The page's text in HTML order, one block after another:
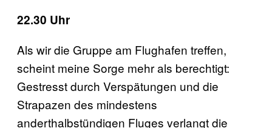
22.30 Uhr
Als wir die Gruppe am Flughafen treffen,
scheint meine Sorge mehr als berechtigt:
Gestresst durch Verspätungen und die
Strapazen des mindestens
anderthalbstündigen Fluges verlangt die